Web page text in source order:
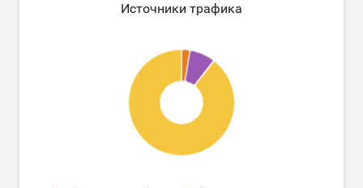
Источники трафика